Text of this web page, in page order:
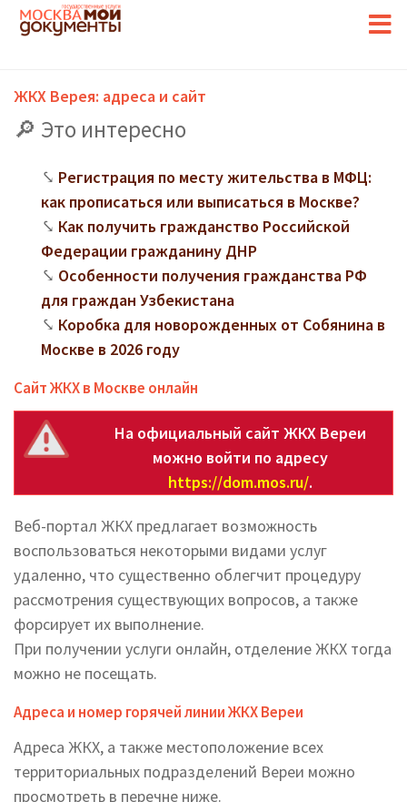
ЖКХ Верея: адреса и сайт
Это интересно
Регистрация по месту жительства в МФЦ:
как прописаться или выписаться в Москве?
Как получить гражданство Российской
Федерации гражданину ДНР
Особенности получения гражданства РФ
для граждан Узбекистана
Коробка для новорожденных от Собянина в
Москве в 2026 году
Сайт ЖКХ в Москве онлайн
На официальный сайт ЖКХ Вереи
можно войти по адресу
https://dom.mos.ru/.
Веб-портал ЖКХ предлагает возможность
воспользоваться некоторыми видами услуг
удаленно, что существенно облегчит процедуру
рассмотрения существующих вопросов, а также
форсирует их выполнение.
При получении услуги онлайн, отделение ЖКХ тогда
можно не посещать.
Адреса и номер горячей линии ЖКХ Вереи
Адреса ЖКХ, а также местоположение всех
территориальных подразделений Вереи можно
просмотреть в перечне ниже.